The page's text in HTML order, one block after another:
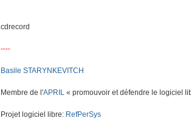
cdrecord
----
Basile STARYNKEVITCH
Membre de l'APRIL « promouvoir et défendre le logiciel
Projet logiciel libre: RefPerSys